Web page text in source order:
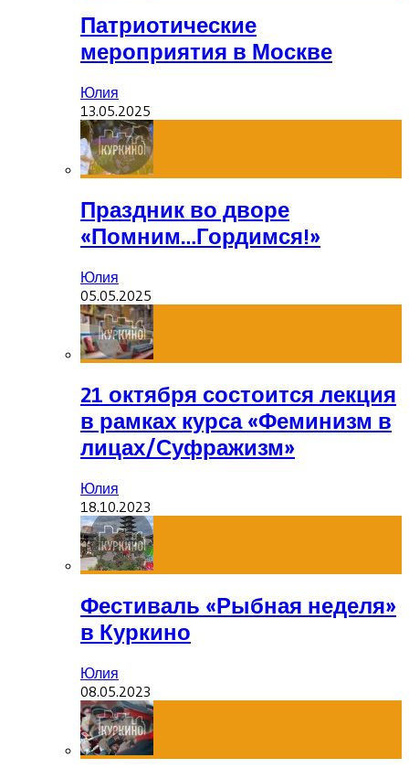
Патриотические
мероприятия в Москве
Юлия
13.05.2025
Праздник во дворе
«Помним…Гордимся!»
Юлия
05.05.2025
21 октября состоится лекция
в рамках курса «Феминизм в
лицах/Суфражизм»
Юлия
18.10.2023
Фестиваль «Рыбная неделя»
в Куркино
Юлия
08.05.2023